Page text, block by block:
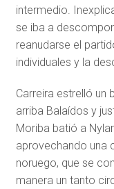
intermedio.
se iba a
reanudarse el
individuales y la
Carreira estrelló un
arriba Balaídos y
Moriba batió a
aprovechando una
noruego, que se
manera un tanto